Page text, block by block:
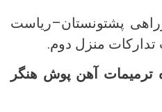
پشتونستان–ریاست
منزل دوم.
ترمیمات آهن پوش هنگر